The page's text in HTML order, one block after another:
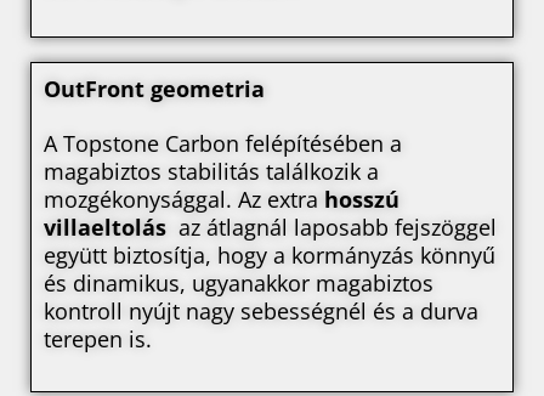
OutFront geometria
A Topstone Carbon felépítésében a
magabiztos stabilitás találkozik a
mozgékonysággal. Az extra hosszú
villaeltolás az átlagnál laposabb fejszöggel
együtt biztosítja, hogy a kormányzás könnyű
és dinamikus, ugyanakkor magabiztos
kontroll nyújt nagy sebességnél és a durva
terepen is.